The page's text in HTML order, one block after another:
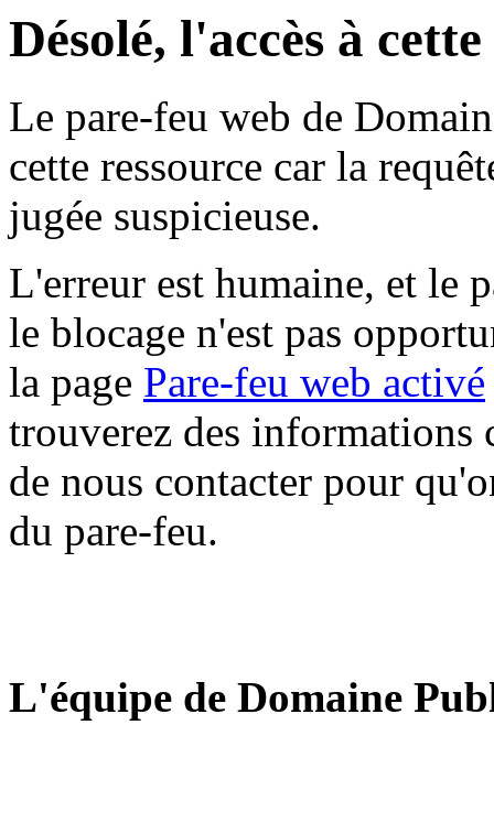
Désolé, l'accès à
Le pare-feu web de
cette ressource car la
jugée suspicieuse.
L'erreur est humaine, et le
le blocage n'est pas
la page Pare-feu web activé
trouverez des informations
de nous contacter pour
du pare-feu.
L'équipe de Domaine